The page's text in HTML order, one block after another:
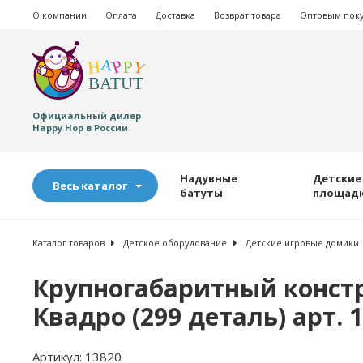
О компании Оплата Доставка Возврат товара Оптовым
Официальный дилер
Happy Hop в России
Весь каталог
Надувные
батуты
Каталог товаров Детское оборудование Детские игровые домики
Крупногабаритный
Квадро (299 деталь) арт.
Артикул: 13820